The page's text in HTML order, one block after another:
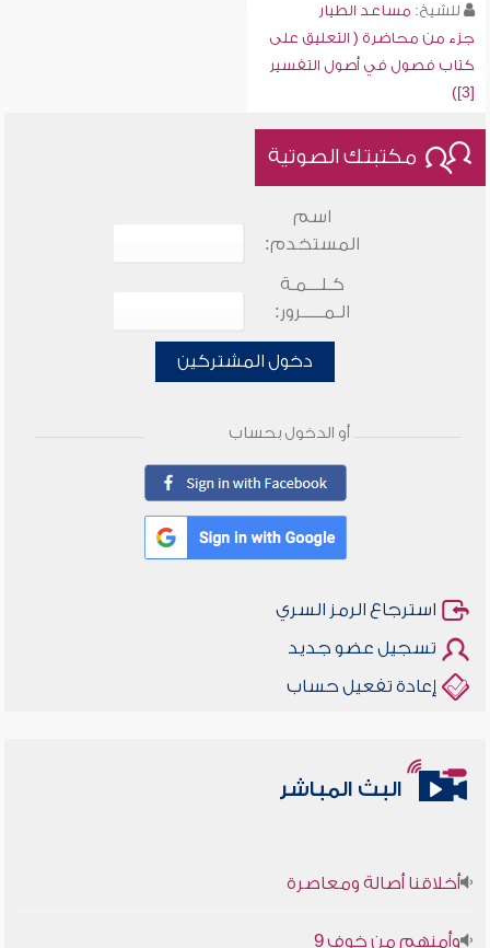
للشيخ: مساعد الطيار
جزء من محاضرة ( التعليق على
كتاب فصول في أصول التفسير
[3])
مكتبتك الصوتية
اسم
المستخدم:
كـلـــمـة
الـمـــــرور:
دخول المشتركين
أو الدخول بحساب
استرجاع الرمز السري
تسجيل عضو جديد
إعادة تفعيل حساب
البث المباشر
أخلاقنا أصالة ومعاصرة
وأمنهم من خوف 9